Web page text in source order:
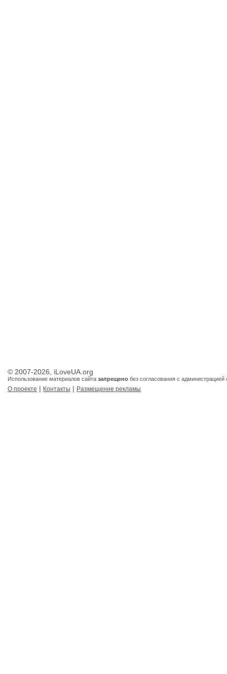
© 2007-2026, iLoveUA.org
Использование материалов сайта запрещено без согласования с администрацией
О проекте | Контакты | Размещение рекламы